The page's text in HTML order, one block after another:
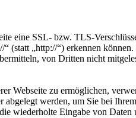
eine SSL- bzw. TLS-
(statt „http://“) erkennen
von Dritten nicht
Webseite zu ermöglichen,
werden, um Sie bei
wiederholte Eingabe von